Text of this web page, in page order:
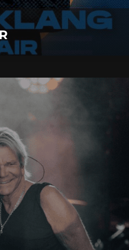
| Insel Mainau